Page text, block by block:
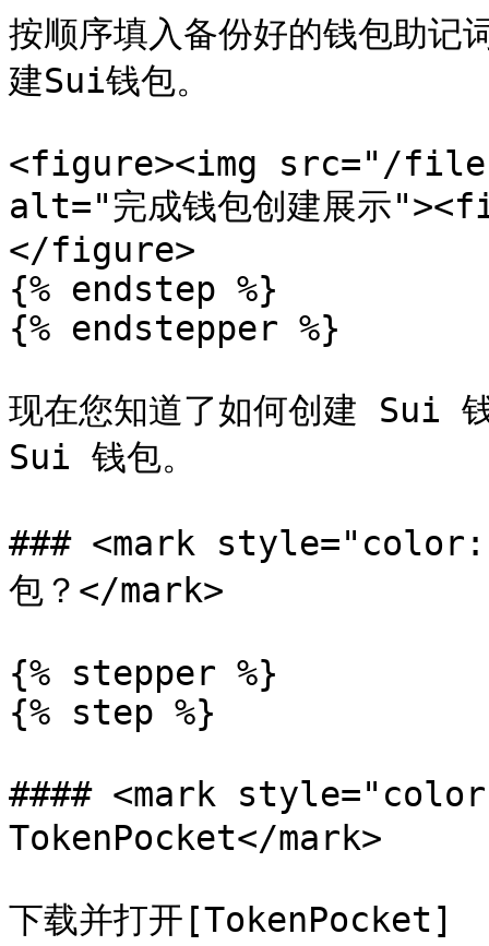
按顺序填入备份好的钱包助记
建Sui钱包。
<figure><img src="/files/
alt="完成钱包创建展示
</figure>
{% endstep %}
{% endstepper %}
现在您知道了如何创建 Sui
Sui 钱包。
### <mark
包？</mark>
{% stepper %}
{% step %}
#### <mark
TokenPocket</mark>
下载并打开[TokenPocket]